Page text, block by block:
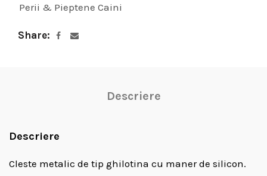
Perii & Pieptene Caini
Share
Descriere
Descriere
Cleste metalic de tip ghilotina cu maner de silicon.